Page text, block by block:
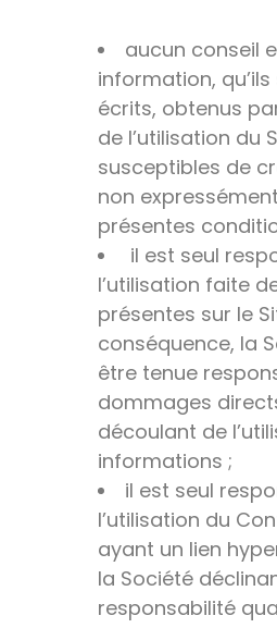
aucun conseil
information,
écrits, obtenus
de l’utilisation du
susceptibles de
non
présentes
il est seul
l’utilisation faite
présentes sur le
conséquence, la
être tenue
dommages
découlant de
informations ;
il est seul
l’utilisation du
ayant un lien
la Société
responsabilité